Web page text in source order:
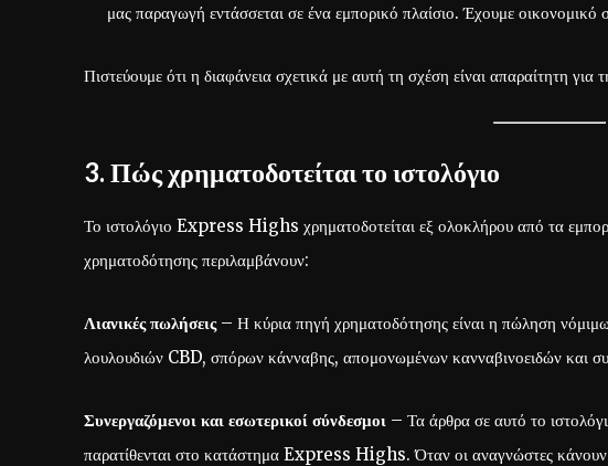
μας παραγωγή εντάσσεται σε ένα εμπορικό πλαίσιο. Έχουμε
Πιστεύουμε ότι η διαφάνεια σχετικά με αυτή τη σχέση είναι απαραίτητη
3. Πώς χρηματοδοτείται το ιστολόγιο
Το ιστολόγιο Express Highs χρηματοδοτείται εξ ολοκλήρου από τα
χρηματοδότησης περιλαμβάνουν:
Λιανικές πωλήσεις– Η κύρια πηγή χρηματοδότησης είναι η πώληση
λουλουδιών CBD, σπόρων κάνναβης, απομονωμένων κανναβινοειδών
Συνεργαζόμενοι και εσωτερικοί σύνδεσμοι – Τα άρθρα σε αυτό το
παρατίθενται στο κατάστημα Express Highs. Όταν οι αναγνώστες κάνουν